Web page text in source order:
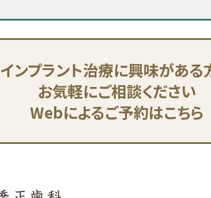
インプラント治療に興味がある
お気軽にご相談ください
Webによるご予約はこちら